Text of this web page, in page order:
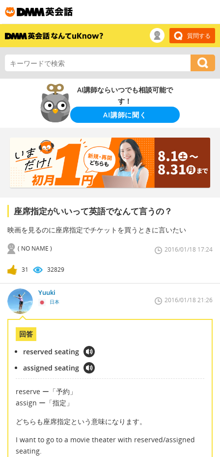
質問する
AI講師ならいつでも相談可能で
す！
AI講師に聞く
座席指定がいいって英語でなんて言うの？
映画を見るのに座席指定でチケットを買うときに言いたい
( NO NAME ) 2016/01/18 17:24
31 32829
Yuuki
日本 2016/01/18 21:26
回答
reserved seating
assigned seating
reserve ー「予約」
assign ー「指定」
どちらも座席指定という意味になります。
I want to go to a movie theater with reserved/assigned
seating.